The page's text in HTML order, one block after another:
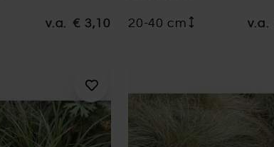
v.a. € 3,10 20-40 cm v.a.